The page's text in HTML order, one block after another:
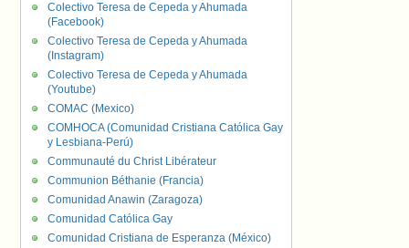
Colectivo Teresa de Cepeda y Ahumada
(Facebook)
Colectivo Teresa de Cepeda y Ahumada
(Instagram)
Colectivo Teresa de Cepeda y Ahumada
(Youtube)
COMAC (Mexico)
COMHOCA (Comunidad Cristiana Católica Gay
y Lesbiana-Perú)
Communauté du Christ Libérateur
Communion Béthanie (Francia)
Comunidad Anawin (Zaragoza)
Comunidad Católica Gay
Comunidad Cristiana de Esperanza (México)